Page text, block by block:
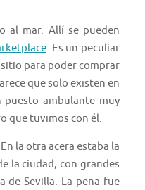
al mar. Allí se pueden
. Es un peculiar
para poder comprar
que solo existen en
puesto ambulante muy
que tuvimos con él.
la otra acera estaba la
la ciudad, con grandes
de Sevilla. La pena fue